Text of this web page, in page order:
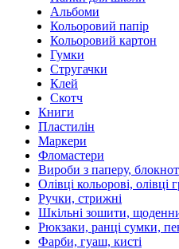
Альбоми
Кольоровий папір
Кольоровий картон
Гумки
Стругачки
Клей
Скотч
Книги
Пластилін
Маркери
Фломастери
Вироби з паперу,
Олівці кольорові, олівці
Ручки, стрижні
Шкільні зошити,
Рюкзаки, ранці сумки,
Фарби, гуаш, кисті